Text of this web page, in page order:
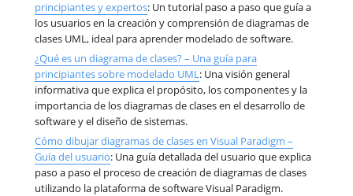
principiantes y expertos: Un tutorial paso a paso que guía a
los usuarios en la creación y comprensión de diagramas de
clases UML, ideal para aprender modelado de software.
¿Qué es un diagrama de clases? – Una guía para
principiantes sobre modelado UML: Una visión general
informativa que explica el propósito, los componentes y la
importancia de los diagramas de clases en el desarrollo de
software y el diseño de sistemas.
Cómo dibujar diagramas de clases en Visual Paradigm –
Guía del usuario: Una guía detallada del usuario que explica
paso a paso el proceso de creación de diagramas de clases
utilizando la plataforma de software Visual Paradigm.